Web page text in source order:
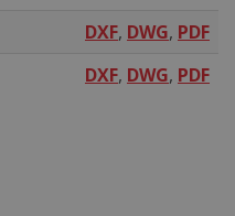
DXF, DWG, PDF
DXF, DWG, PDF